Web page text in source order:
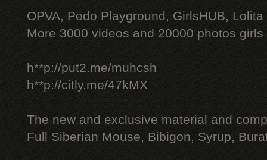
OPVA, Pedo Playground, GirlsHUB, Lolita
More 3000 videos and 20000 photos
h**p://put2.me/muhcsh
h**p://citly.me/47kMX
The new and exclusive material and
Full Siberian Mouse, Bibigon, Syrup,